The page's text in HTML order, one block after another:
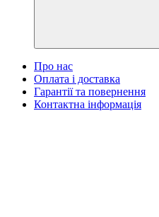
Про нас
Оплата і доставка
Гарантії та повернення
Контактна інформація